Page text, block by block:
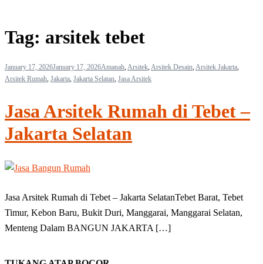
Tag: arsitek tebet
January 17, 2026January 17, 2026Amanah,Arsitek,Arsitek Desain,Arsitek Jakarta,
Arsitek Rumah, Jakarta, Jakarta Selatan, Jasa Arsitek
Jasa Arsitek Rumah di Tebet –
Jakarta Selatan
Jasa Arsitek Rumah di Tebet – Jakarta SelatanTebet Barat, Tebet
Timur, Kebon Baru, Bukit Duri, Manggarai, Manggarai Selatan,
Menteng Dalam BANGUN JAKARTA […]